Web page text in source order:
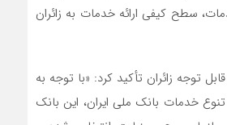
سطح کیفی ارائه خدمات به زائران
توجه زائران تأکید کرد: «با توجه به
تنوع خدمات بانک ملی ایران، این بانک